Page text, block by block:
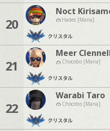
20
Noct
Hades [Mana]
クリスタル
21
Meer
Chocobo [Mana]
クリスタル
22
Warabi Taro
Chocobo [Mana]
クリスタル